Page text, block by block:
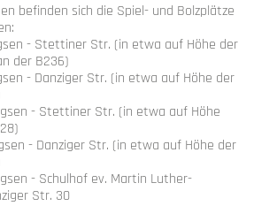
befinden sich die Spiel- und Bolzplätze
- Stettiner Str. (in etwa auf Höhe der
der B236)
- Danziger Str. (in etwa auf Höhe der
- Stettiner Str. (in etwa auf Höhe
- Danziger Str. (in etwa auf Höhe der
- Schulhof ev. Martin Luther-
Str. 30